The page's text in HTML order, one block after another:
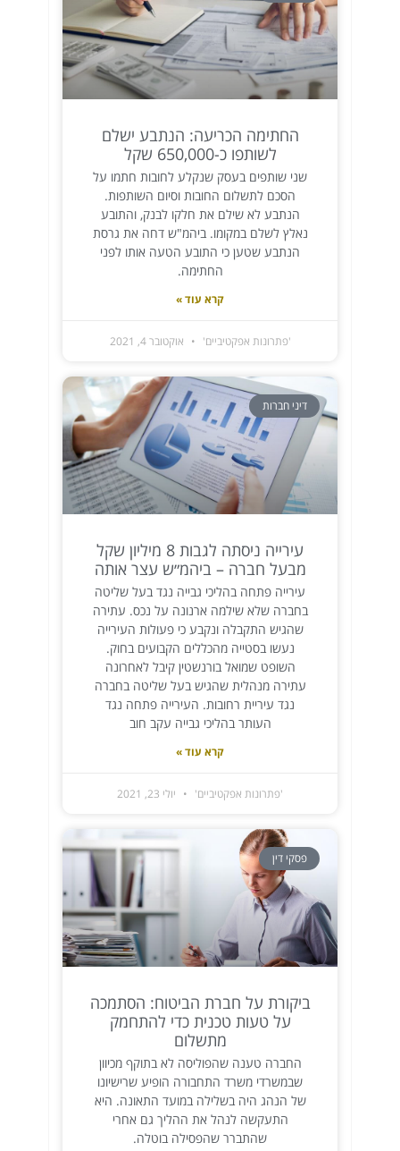
החתימה הכריעה: הנתבע ישלם
לשותפו כ-650,000 שקל
שני שותפים בעסק שנקלע לחובות חתמו על
הסכם לתשלום החובות וסיום השותפות.
הנתבע לא שילם את חלקו לבנק, והתובע
נאלץ לשלם במקומו. ביהמ"ש דחה את גרסת
הנתבע שטען כי התובע הטעה אותו לפני
החתימה.
קרא עוד »
'פתרונות אפקטיביים' אוקטובר 4, 2021
דיני חברות
עירייה ניסתה לגבות 8 מיליון שקל
מבעל חברה – ביהמ״ש עצר אותה
עירייה פתחה בהליכי גבייה נגד בעל שליטה
בחברה שלא שילמה ארנונה על נכס. עתירה
שהגיש התקבלה ונקבע כי פעולות העירייה
נעשו בסטייה מהכללים הקבועים בחוק.
השופט שמואל בורנשטין קיבל לאחרונה
עתירה מנהלית שהגיש בעל שליטה בחברה
נגד עיריית רחובות. העירייה פתחה נגד
העותר בהליכי גבייה עקב חוב
קרא עוד »
'פתרונות אפקטיביים' יולי 23, 2021
פסקי דין
ביקורת על חברת הביטוח: הסתמכה
על טעות טכנית כדי להתחמק
מתשלום
החברה טענה שהפוליסה לא בתוקף מכיוון
שבמשרדי משרד התחבורה הופיע שרישיונו
של הנהג היה בשלילה במועד התאונה. היא
התעקשה לנהל את ההליך גם אחרי
שהתברר שהפסילה בוטלה.